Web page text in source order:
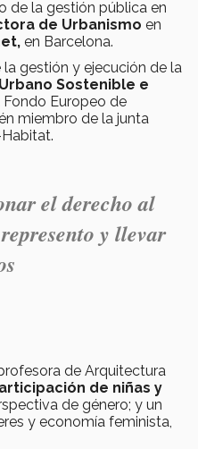
de la gestión pública en
de Urbanismo en
en Barcelona.
gestión y ejecución de la
Sostenible e
Europeo de
miembro de la junta
el derecho al
y llevar
de Arquitectura
de niñas y
de género; y un
y economía feminista,